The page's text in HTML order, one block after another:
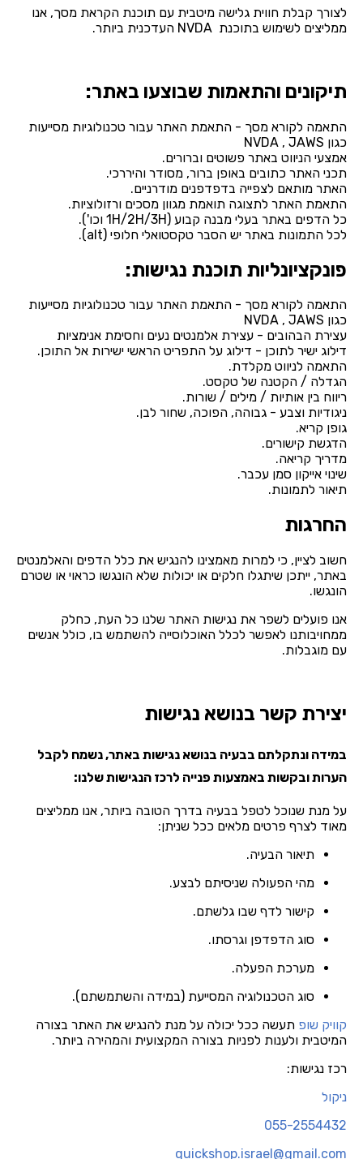
לצורך קבלת חווית גלישה מיטבית עם תוכנת הקראת מסך, אנו
ממליצים לשימוש בתוכנת NVDA העדכנית ביותר.
תיקונים והתאמות שבוצעו באתר:
התאמה לקורא מסך - התאמת האתר עבור טכנולוגיות מסייעות
כגון NVDA , JAWS
אמצעי הניווט באתר פשוטים וברורים.
תכני האתר כתובים באופן ברור, מסודר והיררכי.
האתר מותאם לצפייה בדפדפנים מודרניים.
התאמת האתר לתצוגה תואמת מגוון מסכים ורזולוציות.
כל הדפים באתר בעלי מבנה קבוע (1H/2H/3H וכו').
לכל התמונות באתר יש הסבר טקסטואלי חלופי (alt).
פונקציונליות תוכנת נגישות:
התאמה לקורא מסך - התאמת האתר עבור טכנולוגיות מסייעות
כגון NVDA , JAWS
עצירת הבהובים - עצירת אלמנטים נעים וחסימת אנימציות
דילוג ישיר לתוכן - דילוג על התפריט הראשי ישירות אל התוכן.
התאמה לניווט מקלדת.
הגדלה / הקטנה של טקסט.
ריווח בין אותיות / מילים / שורות.
ניגודיות וצבע - גבוהה, הפוכה, שחור לבן.
גופן קריא.
הדגשת קישורים.
מדריך קריאה.
שינוי אייקון סמן עכבר.
תיאור לתמונות.
החרגות
חשוב לציין, כי למרות מאמצינו להנגיש את כלל הדפים והאלמנטים
באתר, ייתכן שיתגלו חלקים או יכולות שלא הונגשו כראוי או שטרם
הונגשו.
אנו פועלים לשפר את נגישות האתר שלנו כל העת, כחלק
ממחויבותנו לאפשר לכלל האוכלוסייה להשתמש בו, כולל אנשים
עם מוגבלות.
יצירת קשר בנושא נגישות
במידה ונתקלתם בבעיה בנושא נגישות באתר, נשמח לקבל
הערות ובקשות באמצעות פנייה לרכז הנגישות שלנו:
על מנת שנוכל לטפל בבעיה בדרך הטובה ביותר, אנו ממליצים
מאוד לצרף פרטים מלאים ככל שניתן:
תיאור הבעיה.
מהי הפעולה שניסיתם לבצע.
קישור לדף שבו גלשתם.
סוג הדפדפן וגרסתו.
מערכת הפעלה.
סוג הטכנולוגיה המסייעת (במידה והשתמשתם).
קוויק שופ תעשה ככל יכולה על מנת להנגיש את האתר בצורה
המיטבית ולענות לפניות בצורה המקצועית והמהירה ביותר.
רכז נגישות:
ניקול
055-2554432
quickshop.israel@gmail.com